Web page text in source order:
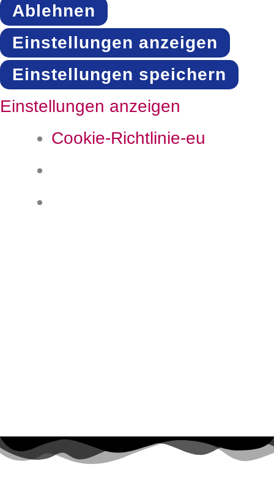
Ablehnen
Einstellungen anzeigen
Einstellungen speichern
Einstellungen anzeigen
Cookie-Richtlinie-eu